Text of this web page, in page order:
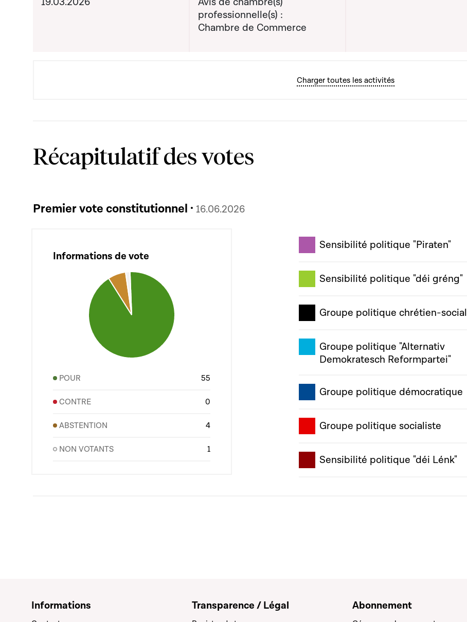
professionnelle(s) :
Chambre de Commerce
Charger toutes les activités
Récapitulatif des votes
Premier vote constitutionnel · 16.06.2026
Informations de vote
POUR 55
CONTRE 0
ABSTENTION 4
NON VOTANTS 1
Sensibilité politique "Piraten"
Sensibilité politique "déi gréng"
Groupe politique chrétien-social
Groupe politique "Alternativ
Demokratesch Reformpartei"
Groupe politique démocratique
Groupe politique socialiste
Sensibilité politique "déi Lénk"
Informations Transparence / Légal Abonnement